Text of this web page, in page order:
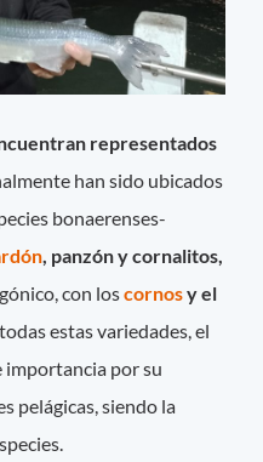
representados
han sido ubicados
bonaerenses-
, panzón y cornalitos,
con loscornosy el
estas variedades, el
por su
pelágicas, siendo la